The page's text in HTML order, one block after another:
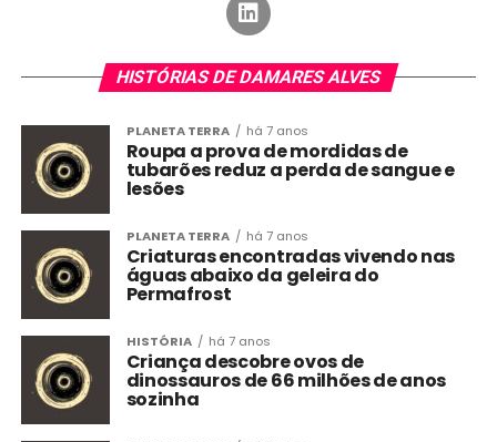
HISTÓRIAS DE DAMARES ALVES
PLANETA TERRA há 7 anos
Roupa a prova de mordidas de
tubarões reduz a perda de sangue e
lesões
PLANETA TERRA há 7 anos
Criaturas encontradas vivendo nas
águas abaixo da geleira do
Permafrost
HISTÓRIA há 7 anos
Criança descobre ovos de
dinossauros de 66 milhões de anos
sozinha